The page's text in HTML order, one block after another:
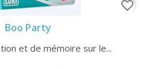
Boo Party
et de mémoire sur le...
favorite_border